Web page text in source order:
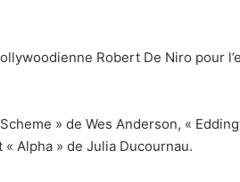
Robert De Niro pour
» de Wes Anderson, «
Alpha » de Julia Ducournau.